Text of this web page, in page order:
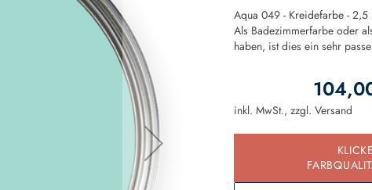
Aqua 049 - Kreidefarbe -
Als Badezimmerfarbe oder
haben, ist dies ein sehr
inkl. MwSt., zzgl.Versand